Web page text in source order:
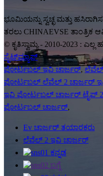
ಭೂಮಿಯನ್ನು ಸ್ವಚ್ಛ ಮತ್ತು
ತರಲು CHINAEVSE ತಾಂತ್ರಿಕ
© ಕೃತಿಸ್ವಾಮ್ಯ - 2010-2023 : ಎಲ್ಲ
ಸೈಟ್‌ಮ್ಯಾಪ್
ಪೋರ್ಟಬಲ್ ಇವಿ ಚಾರ್ಜರ್, ಲೆವೆಲ್
ಪೋರ್ಟಬಲ್ ಲೆವೆಲ್ 2 ಚಾರ್ಜರ್
ಇವಿ ಪೋರ್ಟಬಲ್ ಚಾರ್ಜರ್ ಟೈಪ್ 2
ಪೋರ್ಟಬಲ್ ಚಾರ್ಜರ್,
Ev ಚಾರ್ಜರ್ ತಯಾರಕರು
ಲೆವೆಲ್ 2 ಇವಿ ಚಾರ್ಜರ್